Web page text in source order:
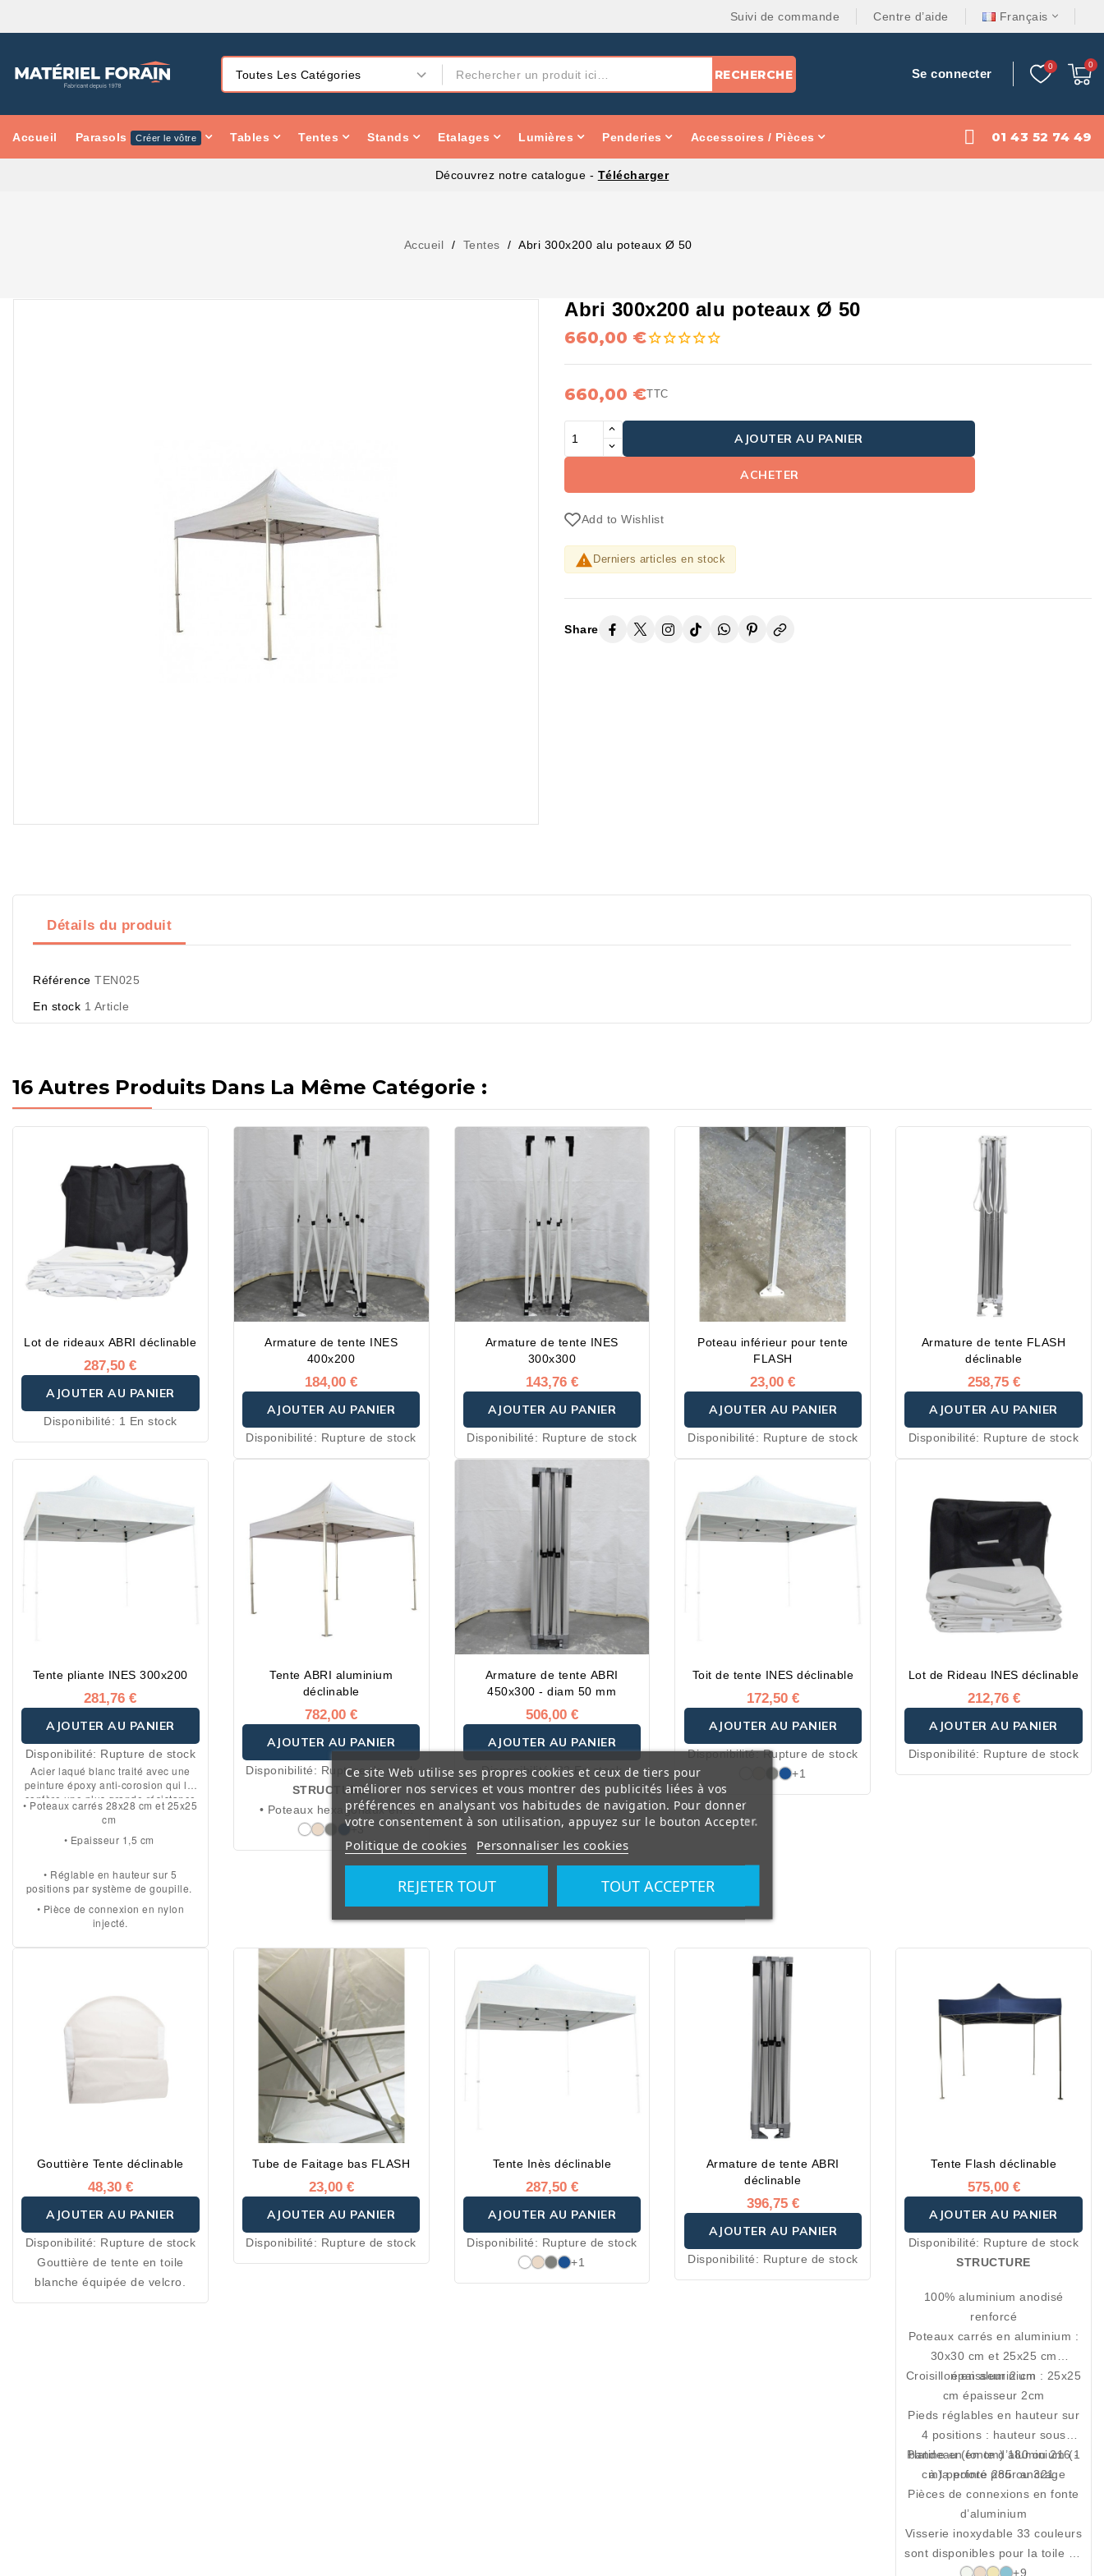
Suivi de commande Centre d’aide Français
RECHERCHE Se connecter
Accueil Parasols Créer le vôtre Tables Tentes Stands Etalages Lumières Penderies Accessoires / Pièces 01 43 52 74 49
Découvrez notre catalogue - Télécharger
Accueil Tentes Abri 300x200 alu poteaux Ø 50
Abri 300x200 alu poteaux Ø 50
660,00 €
660,00 €TTC
AJOUTER AU PANIER
ACHETER
Add to Wishlist
 Derniers articles en stock
Share
Détails du produit
Référence TEN025
En stock 1 Article
16 Autres Produits Dans La Même Catégorie :
Lot de rideaux ABRI déclinable
287,50 €
AJOUTER AU PANIER
Disponibilité: 1 En stock
Armature de tente INES
400x200
184,00 €
AJOUTER AU PANIER
Disponibilité: Rupture de stock
Armature de tente INES
300x300
143,76 €
AJOUTER AU PANIER
Disponibilité: Rupture de stock
Poteau inférieur pour tente
FLASH
23,00 €
AJOUTER AU PANIER
Disponibilité: Rupture de stock
Armature de tente FLASH
déclinable
258,75 €
AJOUTER AU PANIER
Disponibilité: Rupture de stock
Tente pliante INES 300x200
281,76 €
AJOUTER AU PANIER
Disponibilité: Rupture de stock
Acier laqué blanc traité avec une
peinture époxy anti-corosion qui lui
confère une plus grande résistance
aux chocs et aux rayures.
• Poteaux carrés 28x28 cm et 25x25
cm
• Epaisseur 1,5 cm
• Réglable en hauteur sur 5
positions par système de goupille.
• Pièce de connexion en nylon
injecté.
Tente ABRI aluminium
déclinable
782,00 €
AJOUTER AU PANIER
Disponibilité: Rupture de stock
STRUCTURE
• Poteaux hexagonaux en
aluminium anodisé renforcé Ø
5 cm épaisseur 2 mm
• 4 hauteurs réglables de 220 à
• Système de blocage avec
• Croisillons : 35 x 18 cm
épaisseur 2 mm
• Pièces de connexions en
aluminium et fonte d’aluminium
• Platine de pied en acier
galvanisé
Tente disponible en 5 couleurs
: blanc, blanc cassé, gris, bleu
foncé, vert, rouge et noir.
+3
Armature de tente ABRI
450x300 - diam 50 mm
506,00 €
AJOUTER AU PANIER
Disponibilité:22 En stock
Toit de tente INES déclinable
172,50 €
AJOUTER AU PANIER
Disponibilité:Rupture de stock
+1
Lot de Rideau INES déclinable
212,76 €
AJOUTER AU PANIER
Disponibilité: Rupture de stock
Gouttière Tente déclinable
48,30 €
AJOUTER AU PANIER
Disponibilité: Rupture de stock
Gouttière de tente en toile
blanche équipée de velcro.
Tube de Faitage bas FLASH
23,00 €
AJOUTER AU PANIER
Disponibilité: Rupture de stock
Tente Inès déclinable
287,50 €
AJOUTER AU PANIER
Disponibilité: Rupture de stock
+1
Armature de tente ABRI
déclinable
396,75 €
AJOUTER AU PANIER
Disponibilité: Rupture de stock
Tente Flash déclinable
575,00 €
AJOUTER AU PANIER
Disponibilité: Rupture de stock
STRUCTURE
100% aluminium anodisé
renforcé
Poteaux carrés en aluminium :
30x30 cm et 25x25 cm
épaisseur 2 cm
Croisillon en aluminium : 25x25
cm épaisseur 2cm
Pieds réglables en hauteur sur
4 positions : hauteur sous
bandeau (en cm) 180 ou 216 -
à la pointe 285 ou 321.
Platine en fonte d’aluminium (1
cm) perforé pour ancrage
Pièces de connexions en fonte
d’aluminium
Visserie inoxydable 33 couleurs
sont disponibles pour la toile de
tente Flash, à choisir parmi les
+9
Ce site Web utilise ses propres cookies et ceux de tiers pour
améliorer nos services et vous montrer des publicités liées à vos
préférences en analysant vos habitudes de navigation. Pour donner
votre consentement à son utilisation, appuyez sur le bouton Accepter.
Politique de cookies Personnaliser les cookies
REJETER TOUT TOUT ACCEPTER